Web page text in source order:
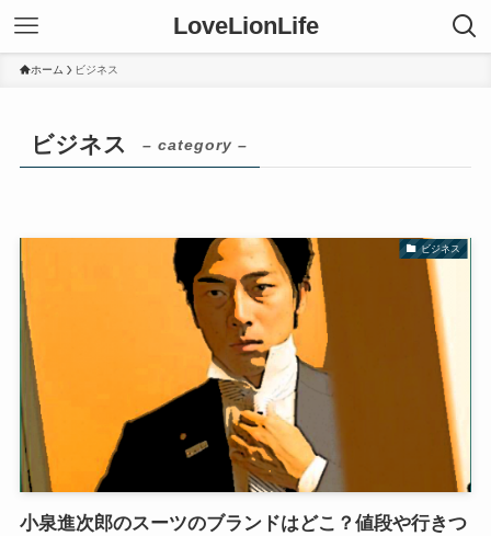
LoveLionLife
ホーム ビジネス
ビジネス – category –
ビジネス
小泉進次郎のスーツのブランドはどこ？値段や行きつ